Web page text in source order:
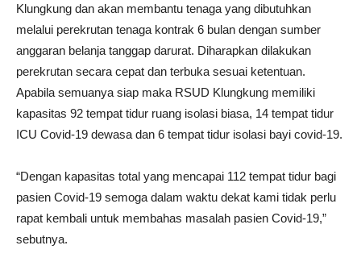
Klungkung dan akan membantu tenaga yang dibutuhkan
melalui perekrutan tenaga kontrak 6 bulan dengan sumber
anggaran belanja tanggap darurat. Diharapkan dilakukan
perekrutan secara cepat dan terbuka sesuai ketentuan.
Apabila semuanya siap maka RSUD Klungkung memiliki
kapasitas 92 tempat tidur ruang isolasi biasa, 14 tempat tidur
ICU Covid-19 dewasa dan 6 tempat tidur isolasi bayi covid-19.
“Dengan kapasitas total yang mencapai 112 tempat tidur bagi
pasien Covid-19 semoga dalam waktu dekat kami tidak perlu
rapat kembali untuk membahas masalah pasien Covid-19,”
sebutnya.